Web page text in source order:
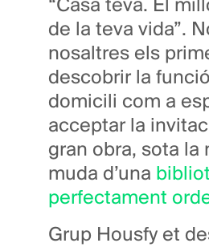
“Casa teva. El
de la teva vida”.
nosaltres els
descobrir la
domicili com a
acceptar la
gran obra, sota la
muda d’una
perfectament
Grup Housfy et